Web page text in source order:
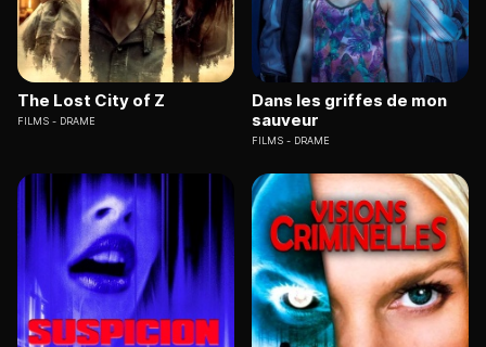
The Lost City of Z
FILMS DRAME
Dans les griffes de mon
sauveur
FILMS DRAME